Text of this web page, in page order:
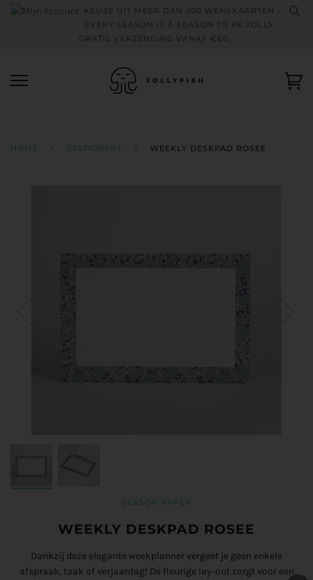
KEUZE UIT MEER DAN 300 WENSKAARTEN -
EVERY SEASON IS A SEASON TO BE JOLLY -
GRATIS VERZENDING VANAF €60,-
HOME › STATIONERY › WEEKLY DESKPAD ROSEE
SEASON PAPER
WEEKLY DESKPAD ROSEE
Dankzij deze elegante weekplanner vergeet je geen enkele
afspraak, taak of verjaardag! De fleurige lay-out zorgt voor een